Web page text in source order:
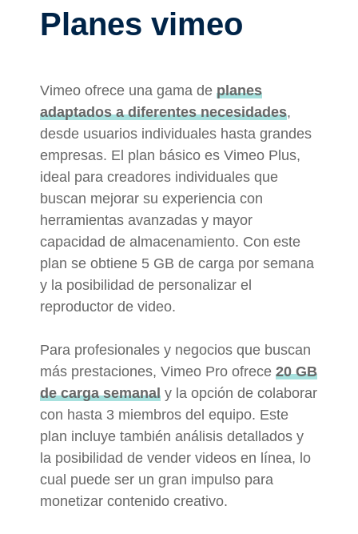
Planes vimeo
Vimeo ofrece una gama de planes
adaptados a diferentes necesidades,
desde usuarios individuales hasta grandes
empresas. El plan básico es Vimeo Plus,
ideal para creadores individuales que
buscan mejorar su experiencia con
herramientas avanzadas y mayor
capacidad de almacenamiento. Con este
plan se obtiene 5 GB de carga por semana
y la posibilidad de personalizar el
reproductor de video.
Para profesionales y negocios que buscan
más prestaciones, Vimeo Pro ofrece 20 GB
de carga semanal y la opción de colaborar
con hasta 3 miembros del equipo. Este
plan incluye también análisis detallados y
la posibilidad de vender videos en línea, lo
cual puede ser un gran impulso para
monetizar contenido creativo.